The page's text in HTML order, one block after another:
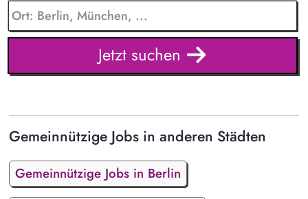
Jetzt suchen
Gemeinnützige Jobs in anderen Städten
Gemeinnützige Jobs in Berlin